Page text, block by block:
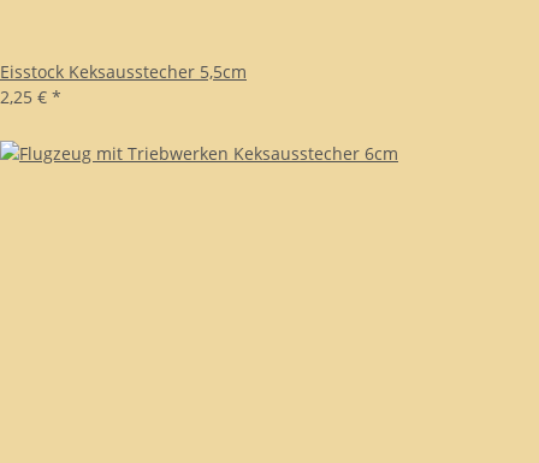
Eisstock Keksausstecher 5,5cm
2,25 € *